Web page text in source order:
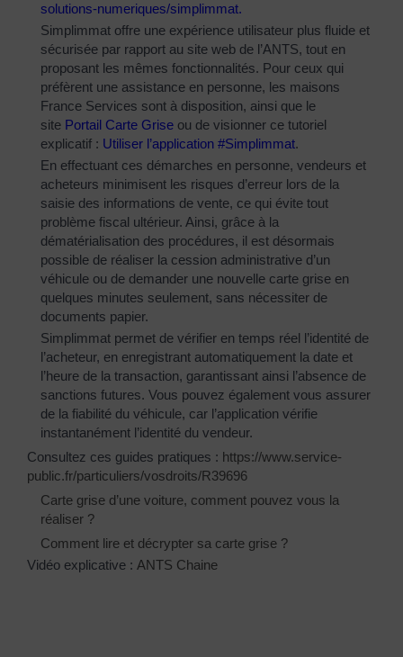
solutions-numeriques/simplimmat.
Simplimmat offre une expérience utilisateur plus fluide et
sécurisée par rapport au site web de l’ANTS, tout en
proposant les mêmes fonctionnalités. Pour ceux qui
préfèrent une assistance en personne, les maisons
France Services sont à disposition, ainsi que le
site Portail Carte Grise ou de visionner ce tutoriel
explicatif : Utiliser l’application #Simplimmat.
En effectuant ces démarches en personne, vendeurs et
acheteurs minimisent les risques d’erreur lors de la
saisie des informations de vente, ce qui évite tout
problème fiscal ultérieur. Ainsi, grâce à la
dématérialisation des procédures, il est désormais
possible de réaliser la cession administrative d’un
véhicule ou de demander une nouvelle carte grise en
quelques minutes seulement, sans nécessiter de
documents papier.
Simplimmat permet de vérifier en temps réel l’identité de
l’acheteur, en enregistrant automatiquement la date et
l’heure de la transaction, garantissant ainsi l’absence de
sanctions futures. Vous pouvez également vous assurer
de la fiabilité du véhicule, car l’application vérifie
instantanément l’identité du vendeur.
Consultez ces guides pratiques : https://www.service-
public.fr/particuliers/vosdroits/R39696
Carte grise d’une voiture, comment pouvez vous la
réaliser ?
Comment lire et décrypter sa carte grise ?
Vidéo explicative : ANTS Chaine